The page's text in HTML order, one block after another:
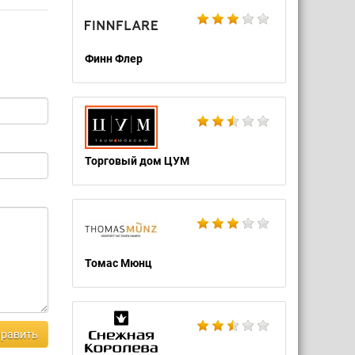
Финн Флер
Торговый дом ЦУМ
Томас Мюнц